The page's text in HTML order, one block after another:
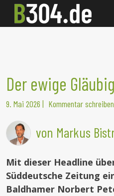
Der ewige
9. Mai 2026 | Kommentar schreiben
von Markus
Mit dieser Headline
Süddeutsche Zeitung
Baldhamer Norbert